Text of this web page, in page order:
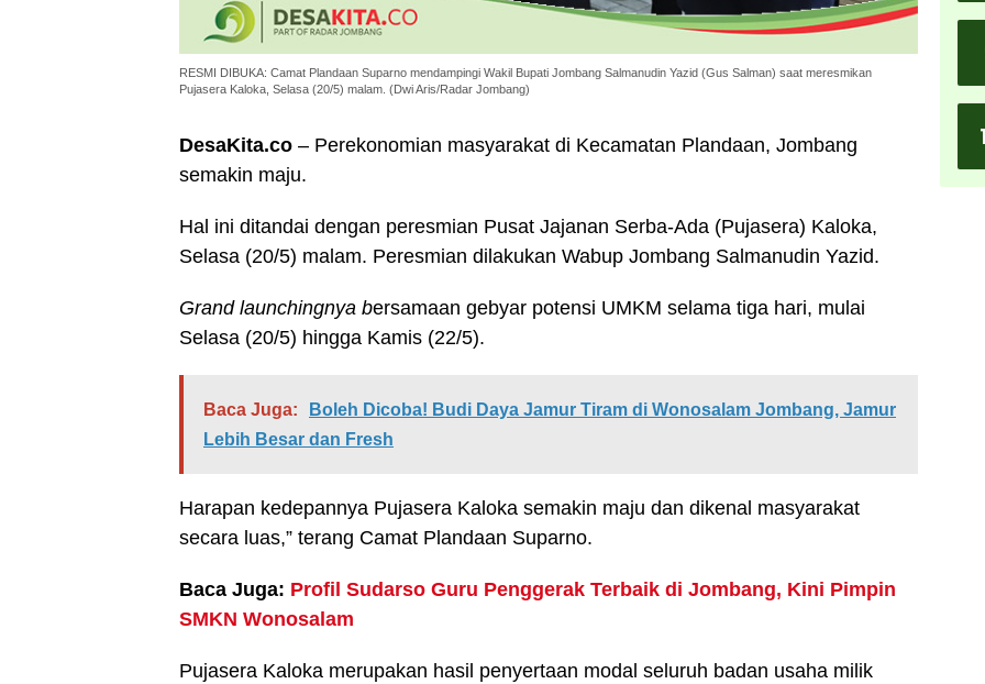
RESMI DIBUKA: Camat Plandaan Suparno mendampingi Wakil Bupati Jombang Salmanudin Yazid (Gus Salman) saat meresmikan
Pujasera Kaloka, Selasa (20/5) malam. (Dwi Aris/Radar Jombang)
DesaKita.co – Perekonomian masyarakat di Kecamatan Plandaan, Jombang
semakin maju.
Hal ini ditandai dengan peresmian Pusat Jajanan Serba-Ada (Pujasera) Kaloka,
Selasa (20/5) malam. Peresmian dilakukan Wabup Jombang Salmanudin Yazid.
Grand launchingnya bersamaan gebyar potensi UMKM selama tiga hari, mulai
Selasa (20/5) hingga Kamis (22/5).
Baca Juga:
Boleh Dicoba! Budi Daya Jamur Tiram di Wonosalam Jombang, Jamur
Lebih Besar dan Fresh
Harapan kedepannya Pujasera Kaloka semakin maju dan dikenal masyarakat
secara luas,” terang Camat Plandaan Suparno.
Baca Juga: Profil Sudarso Guru Penggerak Terbaik di Jombang, Kini Pimpin
SMKN Wonosalam
Pujasera Kaloka merupakan hasil penyertaan modal seluruh badan usaha milik